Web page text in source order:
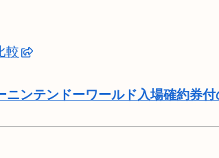
較
ニンテンドーワールド入場確約券